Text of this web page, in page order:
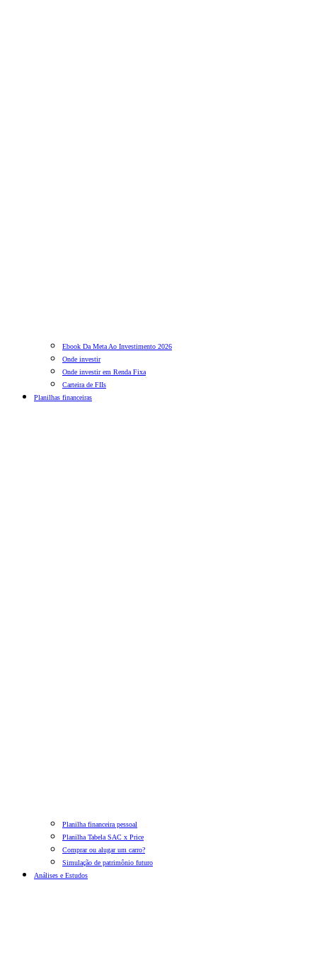
Ebook Da Meta Ao Investimento 2026
Onde investir
Onde investir em Renda Fixa
Carteira de FIIs
Planilhas financeiras
Planilha financeira pessoal
Planilha Tabela SAC x Price
Comprar ou alugar um carro?
Simulação de patrimônio futuro
Análises e Estudos